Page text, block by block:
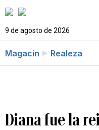
9 de agosto de 2026
Magacín Realeza
Diana fue la